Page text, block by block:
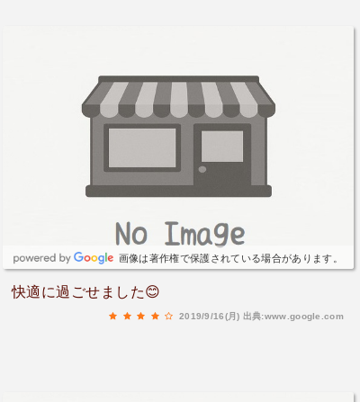
た。(夜8時頃)
画像は著作権で保護されている場合があります。
快適に過ごせました😊
2019/9/16(月) 出典:www.google.com